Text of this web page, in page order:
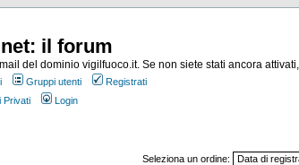
il forum
del dominio vigilfuoco.it. Se non siete stati ancora
Gruppi utenti
Registrati
Privati Login
Seleziona un ordine: